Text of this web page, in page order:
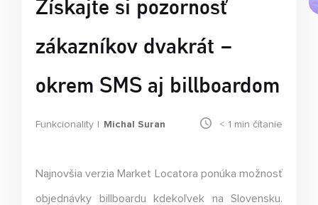
zákazníkov dvakrát –
okrem SMS aj billboardom
Funkcionality Michal Suran < 1 min čítanie
Najnovšia verzia Market Locatora ponúka možnosť
objednávky billboardu kdekoľvek na Slovensku.